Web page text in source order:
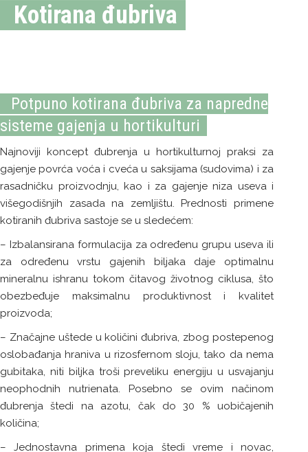
Kotirana đubriva
Potpuno kotirana đubriva za napredne
sisteme gajenja u hortikulturi
Najnoviji koncept đubrenja u hortikulturnoj praksi za
gajenje povrća voća i cveća u saksijama (sudovima) i za
rasadničku proizvodnju, kao i za gajenje niza useva i
višegodišnjih zasada na zemljištu. Prednosti primene
kotiranih đubriva sastoje se u sledećem:
– Izbalansirana formulacija za određenu grupu useva ili
za određenu vrstu gajenih biljaka daje optimalnu
mineralnu ishranu tokom čitavog životnog ciklusa, što
obezbeđuje maksimalnu produktivnost i kvalitet
proizvoda;
– Značajne uštede u količini đubriva, zbog postepenog
oslobađanja hraniva u rizosfernom sloju, tako da nema
gubitaka, niti biljka troši preveliku energiju u usvajanju
neophodnih nutrienata. Posebno se ovim načinom
đubrenja štedi na azotu, čak do 30 % uobičajenih
količina;
– Jednostavna primena koja štedi vreme i novac,